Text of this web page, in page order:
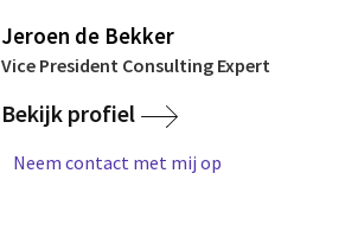
Jeroen de Bekker
Vice President Consulting Expert
Bekijk profiel
Neem contact met mij op